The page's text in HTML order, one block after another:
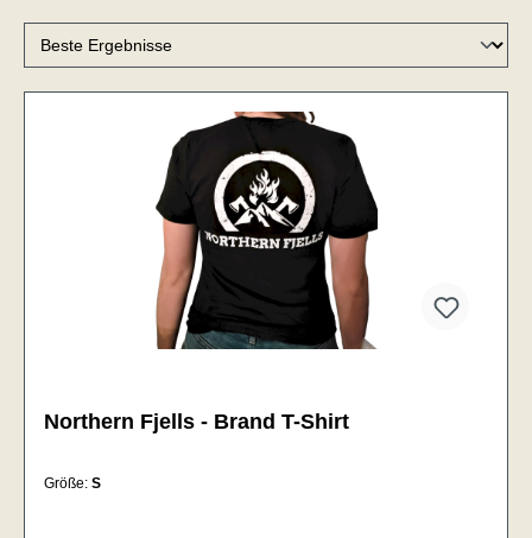
Northern Fjells - Brand T-Shirt
Größe: S